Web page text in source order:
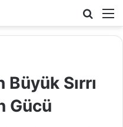
Arama
Büyük Sırrı
Gücü